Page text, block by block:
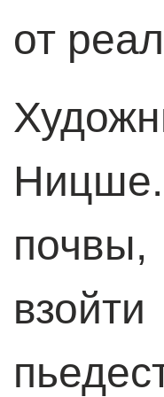
от
почвы,